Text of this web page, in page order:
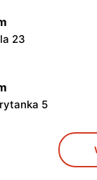
23
5
Kawy 44